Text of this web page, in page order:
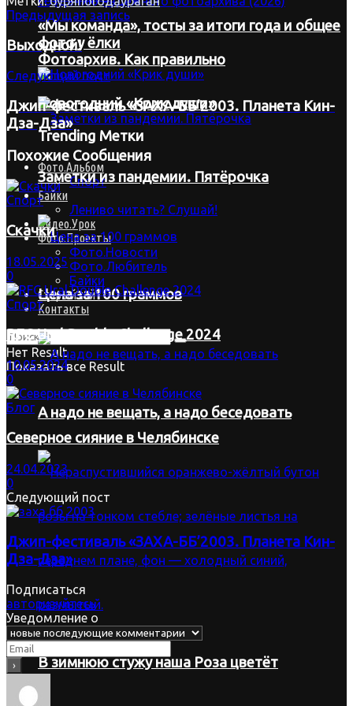
«Мы команда», тосты за итоги года и общее
фото у ёлки
Новогодний «Крик души»
Trending Метки
Фото.Альбом
Спорт
Байки
Лениво читать? Слушай!
Видео.Урок
Фото.Проекты
Фото.Новости
Фото.Любитель
Байки
Старый сайт
Контакты
Нет Result
Показать все Result
Фотоархив. Как правильно
Заметки из пандемии. Пятёрочка
Цена за 100 граммов
А надо не вещать, а надо беседовать
В зимнюю стужу наша Роза цветёт
Предыдущая запись
Выходной!
Следующий пост
Джип-фестиваль «ЗАХА-ББ’2003. Планета Кин-
Дза-Дза»
Похожие Сообщения
Спорт
Скачки
18.05.2025
0
Спорт
RFC Ural Double Challenge 2024
10.05.2024
0
Блог
Северное сияние в Челябинске
24.04.2023
0
Следующий пост
Джип-фестиваль «ЗАХА-ББ’2003. Планета Кин-
Дза-Дза»
Подписаться
авторизуйтесь
Уведомление о